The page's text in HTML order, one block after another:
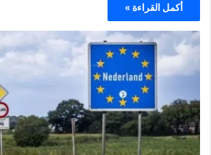
أكمل القراءة »